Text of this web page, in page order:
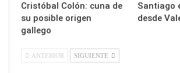
Cristóbal Colón: cuna de
su posible origen
gallego
Santiago
desde
ANTERIOR SIGUIENTE